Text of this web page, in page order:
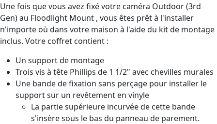
Une fois que vous avez fixé votre caméra Outdoor (3rd
Gen) au Floodlight Mount , vous êtes prêt à l'installer
n'importe où dans votre maison à l'aide du kit de montage
inclus. Votre coffret contient :
Un support de montage
Trois vis à tête Phillips de 1 1/2" avec chevilles murales
Une bande de fixation sans perçage pour installer le
support sur un revêtement en vinyle
La partie supérieure incurvée de cette bande
s'insère sous le bas du panneau de parement.